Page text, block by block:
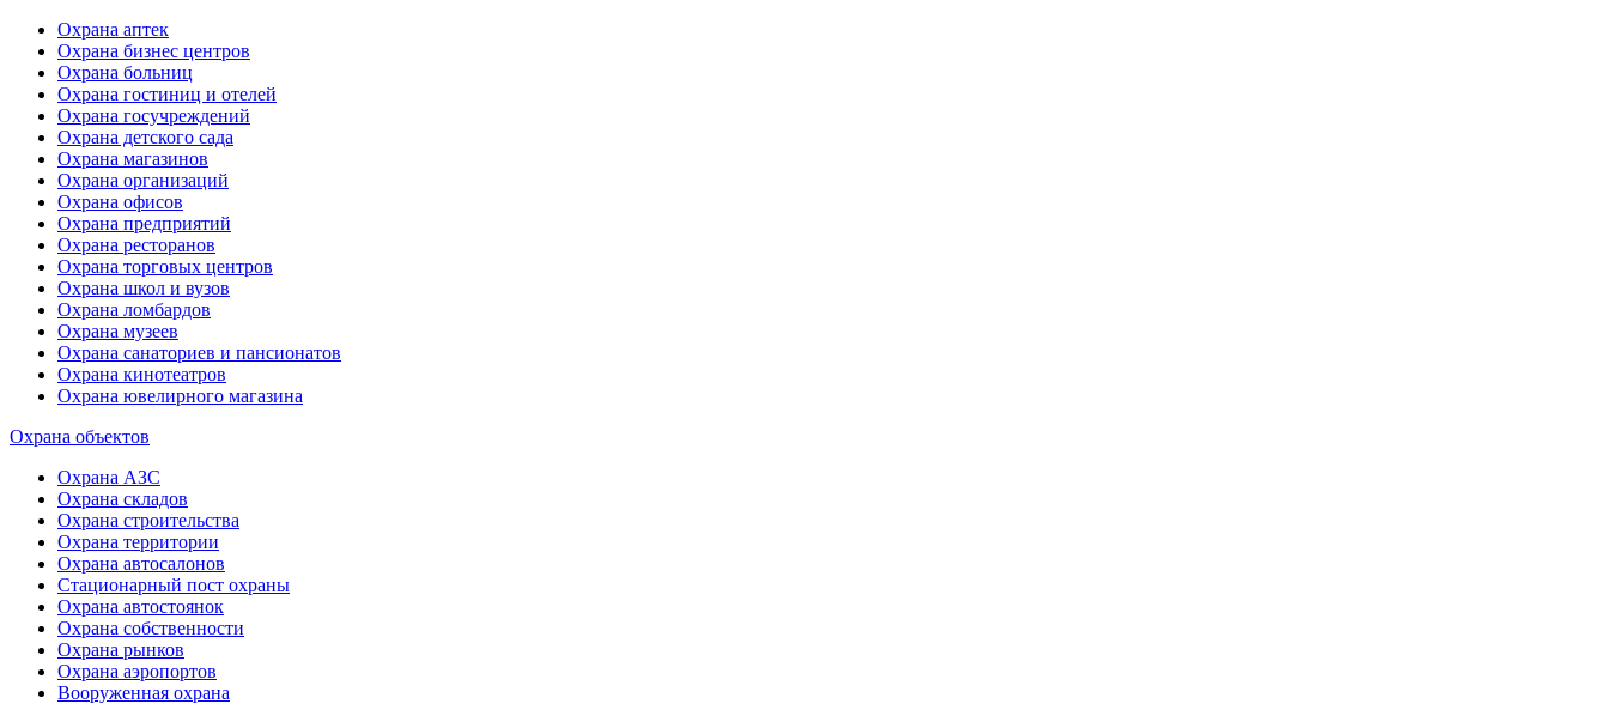
Охрана аптек
Охрана бизнес центров
Охрана больниц
Охрана гостиниц и отелей
Охрана госучреждений
Охрана детского сада
Охрана магазинов
Охрана организаций
Охрана офисов
Охрана предприятий
Охрана ресторанов
Охрана торговых центров
Охрана школ и вузов
Охрана ломбардов
Охрана музеев
Охрана санаториев и пансионатов
Охрана кинотеатров
Охрана ювелирного магазина
Охрана объектов
Охрана АЗС
Охрана складов
Охрана строительства
Охрана территории
Охрана автосалонов
Стационарный пост охраны
Охрана автостоянок
Охрана собственности
Охрана рынков
Охрана аэропортов
Вооруженная охрана